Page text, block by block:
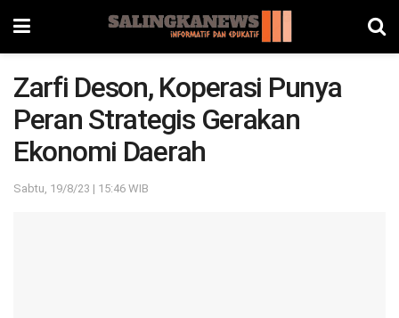
Zarfi Deson, Koperasi Punya
Peran Strategis Gerakan
Ekonomi Daerah
Sabtu, 19/8/23 | 15:46 WIB